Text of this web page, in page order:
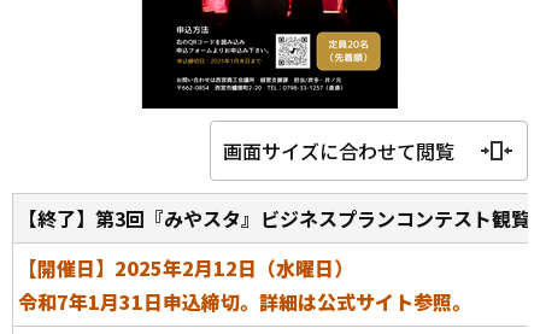
画面サイズに合わせて閲覧
【終了】第3回『みやスタ』ビジネスプランコンテスト観覧
【開催日】2025年2月12日（水曜日）
令和7年1月31日申込締切。詳細は公式サイト参照。